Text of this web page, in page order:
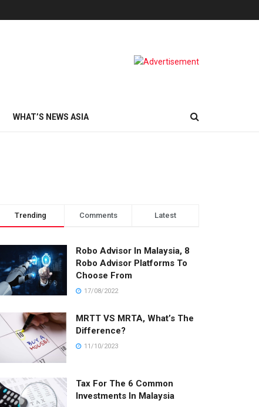
WHAT’S NEWS ASIA
Trending Comments Latest
Robo Advisor In Malaysia, 8
Robo Advisor Platforms To
Choose From
17/08/2022
MRTT VS MRTA, What’s The
Difference?
11/10/2023
Tax For The 6 Common
Investments In Malaysia